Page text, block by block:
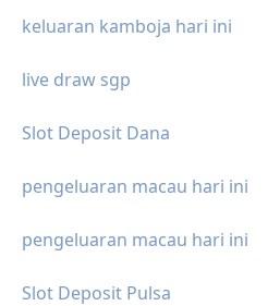
keluaran kamboja hari ini
live draw sgp
Slot Deposit Dana
pengeluaran macau hari ini
pengeluaran macau hari ini
Slot Deposit Pulsa